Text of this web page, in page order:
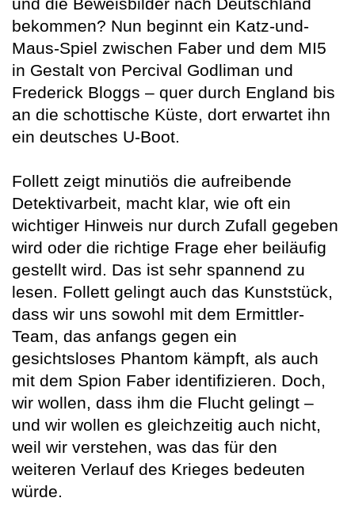
und die Beweisbilder nach Deutschland
bekommen? Nun beginnt ein Katz-und-
Maus-Spiel zwischen Faber und dem MI5
in Gestalt von Percival Godliman und
Frederick Bloggs – quer durch England bis
an die schottische Küste, dort erwartet ihn
ein deutsches U-Boot.
Follett zeigt minutiös die aufreibende
Detektivarbeit, macht klar, wie oft ein
wichtiger Hinweis nur durch Zufall gegeben
wird oder die richtige Frage eher beiläufig
gestellt wird. Das ist sehr spannend zu
lesen. Follett gelingt auch das Kunststück,
dass wir uns sowohl mit dem Ermittler-
Team, das anfangs gegen ein
gesichtsloses Phantom kämpft, als auch
mit dem Spion Faber identifizieren. Doch,
wir wollen, dass ihm die Flucht gelingt –
und wir wollen es gleichzeitig auch nicht,
weil wir verstehen, was das für den
weiteren Verlauf des Krieges bedeuten
würde.